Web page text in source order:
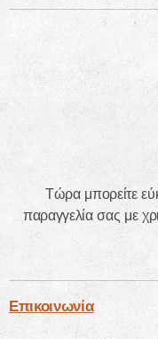
Τώρα μπορείτε
παραγγελία σας με
Επικοινωνία